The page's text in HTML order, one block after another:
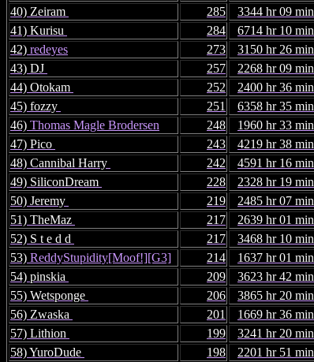
40) Zeiram
285 3344 hr 09 min
41) Kurisu
284 6714 hr 10 min
42) redeyes 273 3150 hr 26 min
43) DJ
257 2268 hr 09 min
44) Otokam
252 2400 hr 36 min
45) fozzy
251 6358 hr 35 min
46) Thomas Magle Brodersen 248 1960 hr 33 min
47) Pico
243 4219 hr 38 min
48) Cannibal Harry
242 4591 hr 16 min
49) SiliconDream
228 2328 hr 19 min
50) Jeremy
219 2485 hr 07 min
51) TheMaz
217 2639 hr 01 min
52) S t e d d
217 3468 hr 10 min
53) ReddyStupidity[Moof!][G3] 214 1637 hr 01 min
54) pinskia
209 3623 hr 42 min
55) Wetsponge
206 3865 hr 20 min
56) Zwaska
201 1669 hr 36 min
57) Lithion
199 3241 hr 20 min
58) YuroDude
198 2201 hr 51 min